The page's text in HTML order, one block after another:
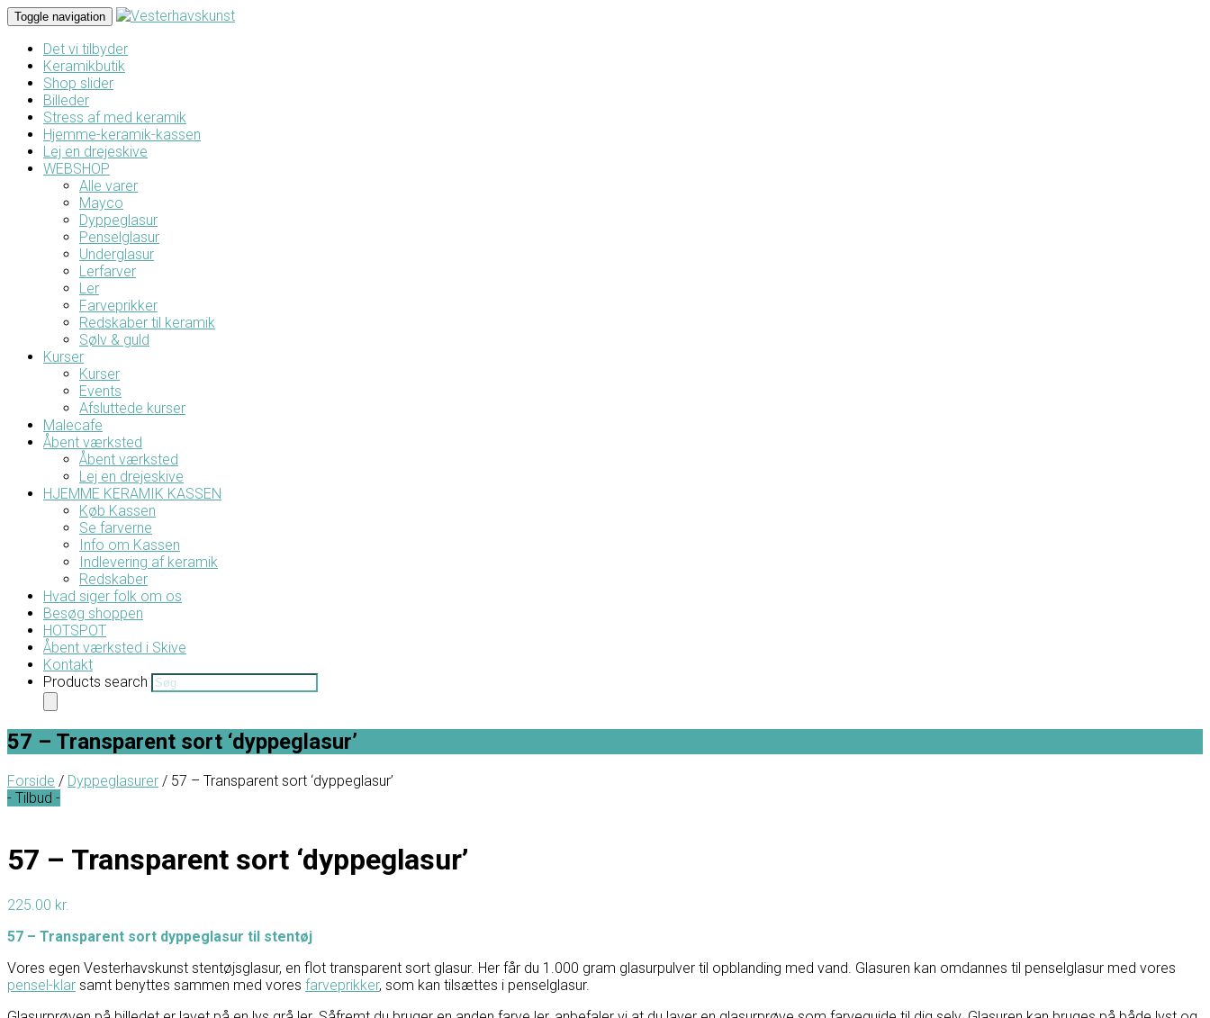
Toggle navigation
Det vi tilbyder
Keramikbutik
Shop slider
Billeder
Stress af med keramik
Hjemme-keramik-kassen
Lej en drejeskive
WEBSHOP
Alle varer
Mayco
Dyppeglasur
Penselglasur
Underglasur
Lerfarver
Ler
Farveprikker
Redskaber til keramik
Sølv & guld
Kurser
Kurser
Events
Afsluttede kurser
Malecafe
Åbent værksted
Åbent værksted
Lej en drejeskive
HJEMME KERAMIK KASSEN
Køb Kassen
Se farverne
Info om Kassen
Indlevering af keramik
Redskaber
Hvad siger folk om os
Besøg shoppen
HOTSPOT
Åbent værksted i Skive
Kontakt
Products search
57 – Transparent sort ‘dyppeglasur’
Forside / Dyppeglasurer / 57 – Transparent sort ‘dyppeglasur’
- Tilbud -
57 – Transparent sort ‘dyppeglasur’
225.00 kr.
57 – Transparent sort dyppeglasur til stentøj
Vores egen Vesterhavskunst stentøjsglasur, en flot transparent sort glasur. Her får du 1.000 gram glasurpulver til opblanding med vand. Glasuren kan omdannes til penselglasur med vores
pensel-klar samt benyttes sammen med vores farveprikker, som kan tilsættes i penselglasur.